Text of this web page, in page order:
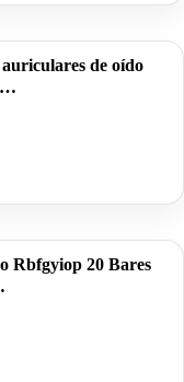
de oído
Rbfgyiop 20 Bares